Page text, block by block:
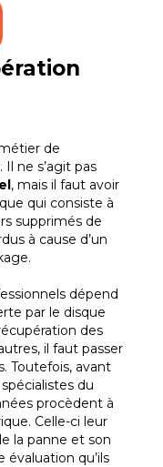
de
ne s’agit pas
, mais il faut avoir
qui consiste à
supprimés de
à cause d’un
dépend
par le disque
des
il faut passer
Toutefois, avant
du
procèdent à
Celle-ci leur
la panne et son
évaluation qu’ils